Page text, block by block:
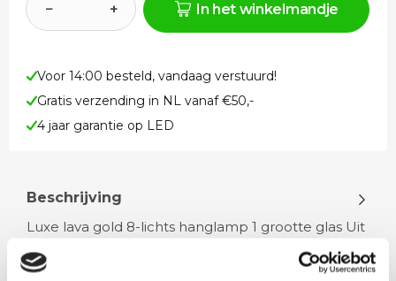
− + In het winkelmandje
Voor 14:00 besteld, vandaag verstuurd!
Gratis verzending in NL vanaf €50,-
4 jaar garantie op LED
Beschrijving
Luxe lava gold 8-lichts hanglamp 1 grootte glas Uit
lava glazen en een matte…